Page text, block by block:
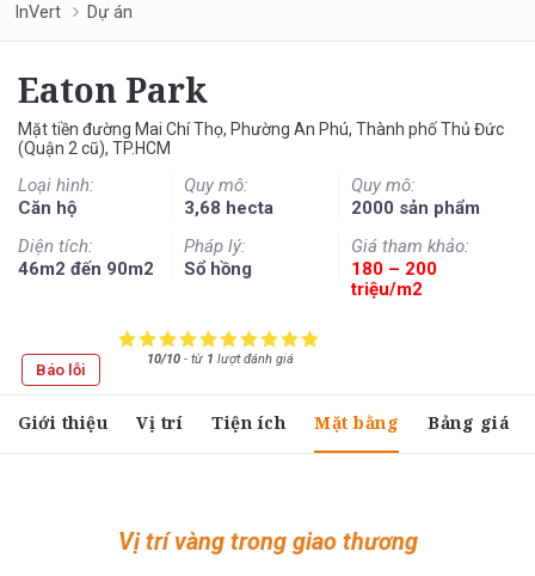
InVert Dự án
Eaton Park
Mặt tiền đường Mai Chí Thọ, Phường An Phú, Thành phố Thủ Đức
(Quận 2 cũ), TP.HCM
Loại hình:
Căn hộ
Quy mô:
3,68 hecta
Quy mô:
2000 sản phẩm
Diện tích:
46m2 đến 90m2
Pháp lý:
Sổ hồng
Giá tham khảo:
180 – 200
triệu/m2
Báo lỗi
10/10- từ 1 lượt đánh giá
Giới thiệu Vị trí Tiện ích Mặt bằng Bảng giá
Vị trí vàng trong giao thương